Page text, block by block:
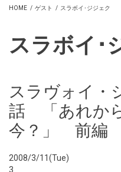
HOME / ゲスト / スラボイ･ジジェク
スラボイ･
スラヴォイ・
話 「あれか
今？」 前編
2008/3/11(Tue)
3